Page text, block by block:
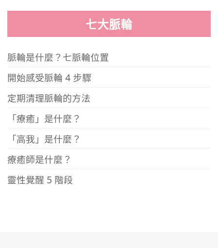
七大脈輪
脈輪是什麼？七脈輪位置
開始感受脈輪 4 步驟
定期清理脈輪的方法
「療癒」是什麼？
「高我」是什麼？
療癒師是什麼？
靈性覺醒 5 階段